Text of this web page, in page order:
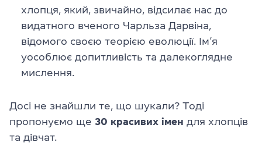
хлопця, який, звичайно, відсилає нас до
видатного вченого Чарльза Дарвіна,
відомого своєю теорією еволюції. Ім’я
уособлює допитливість та далекоглядне
мислення.
Досі не знайшли те, що шукали? Тоді
пропонуємо ще 30 красивих імен для хлопців
та дівчат.